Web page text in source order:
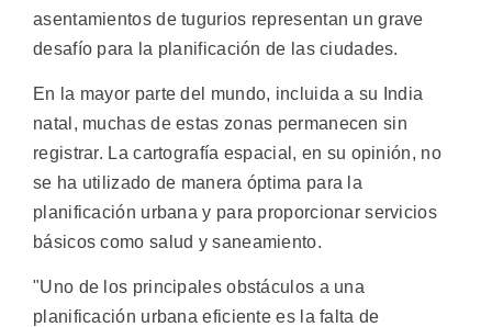
asentamientos de tugurios representan un grave
desafío para la planificación de las ciudades.
En la mayor parte del mundo, incluida a su India
natal, muchas de estas zonas permanecen sin
registrar. La cartografía espacial, en su opinión, no
se ha utilizado de manera óptima para la
planificación urbana y para proporcionar servicios
básicos como salud y saneamiento.
"Uno de los principales obstáculos a una
planificación urbana eficiente es la falta de